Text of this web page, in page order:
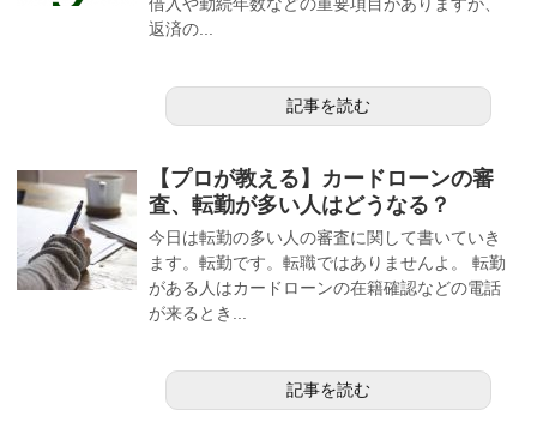
返済の...
記事を読む
【プロが教える】カードローンの審
査、転勤が多い人はどうなる？
今日は転勤の多い人の審査に関して書いていき
ます。転勤です。転職ではありませんよ。 転勤
がある人はカードローンの在籍確認などの電話
が来るとき...
記事を読む